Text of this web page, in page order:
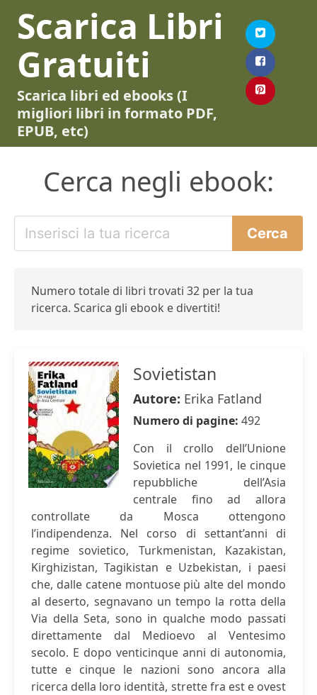
Scarica Libri
Gratuiti
Scarica libri ed ebooks (I
migliori libri in formato PDF,
EPUB, etc)
Cerca negli ebook:
Numero totale di libri trovati 32 per la tua
ricerca. Scarica gli ebook e divertiti!
Sovietistan
Autore: Erika Fatland
Numero di pagine: 492
Con il crollo dell’Unione
Sovietica nel 1991, le cinque
repubbliche dell’Asia
centrale fino ad allora
controllate da Mosca ottengono
l’indipendenza. Nel corso di settant’anni di
regime sovietico, Turkmenistan, Kazakistan,
Kirghizistan, Tagikistan e Uzbekistan, i paesi
che, dalle catene montuose più alte del mondo
al deserto, segnavano un tempo la rotta della
Via della Seta, sono in qualche modo passati
direttamente dal Medioevo al Ventesimo
secolo. E dopo venticinque anni di autonomia,
tutte e cinque le nazioni sono ancora alla
ricerca della loro identità, strette fra est e ovest